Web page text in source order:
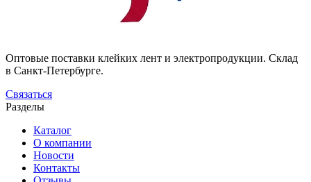
Оптовые поставки клейких лент и электропродукции. Склад
в Санкт-Петербурге.
Связаться
Разделы
Каталог
О компании
Новости
Контакты